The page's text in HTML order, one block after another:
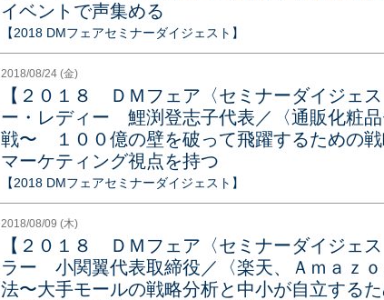
イベントで声集める
【2018 DMフェアセミナーダイジェスト】
2018/08/24 (金)
【２０１８ ＤＭフェア〈セミナーダイジェ
ー・レディー 鯉渕登志子代表／〈通販化粧
戦〜 １００億の壁を破って飛躍するための
マーケティング視点を持つ
【2018 DMフェアセミナーダイジェスト】
2018/08/09 (木)
【２０１８ ＤＭフェア〈セミナーダイジェ
ラー 小関翼代表取締役／〈楽天、Ａｍａｚ
法〜大手モールの戦略分析と中小が自立する